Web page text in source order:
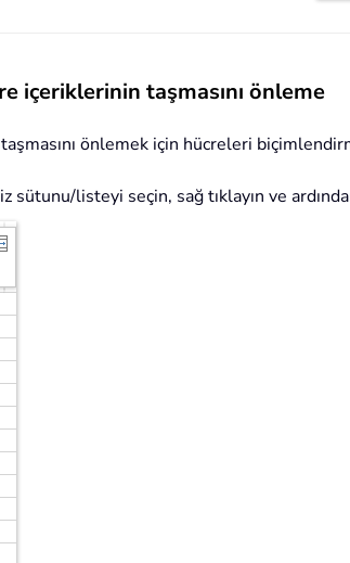
içeriklerinin taşmasını önleme
önlemek için hücreleri
listeyi seçin, sağ tıklayın ve